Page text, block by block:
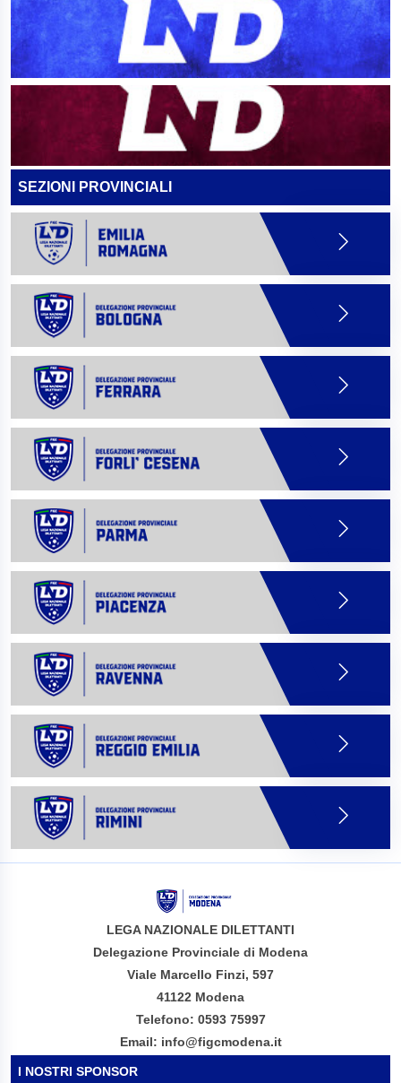
SEZIONI PROVINCIALI
LEGA NAZIONALE DILETTANTI
Delegazione Provinciale di Modena
Viale Marcello Finzi, 597
41122 Modena
Telefono: 0593 75997
Email: info@figcmodena.it
I NOSTRI SPONSOR